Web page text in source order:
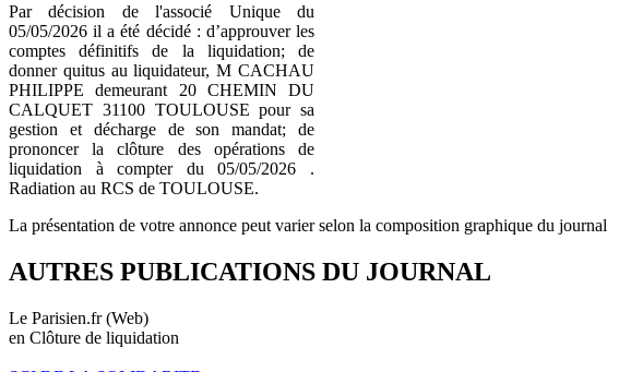
Par décision de l'associé Unique du
05/05/2026 il a été décidé : d’approuver les
comptes définitifs de la liquidation; de
donner quitus au liquidateur, M CACHAU
PHILIPPE demeurant 20 CHEMIN DU
CALQUET 31100 TOULOUSE pour sa
gestion et décharge de son mandat; de
prononcer la clôture des opérations de
liquidation à compter du 05/05/2026 .
Radiation au RCS de TOULOUSE.
La présentation de votre annonce peut varier selon la composition graphique du journal
AUTRES PUBLICATIONS DU JOURNAL
Le Parisien.fr (Web)
en Clôture de liquidation